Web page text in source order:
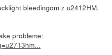
bleedingom z u2412HM,
probleme: